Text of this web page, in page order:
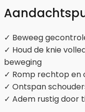
✓ Beweeg
✓ Houd de knie
beweging
✓ Romp rechtop en
✓ Ontspan
✓ Adem rustig door